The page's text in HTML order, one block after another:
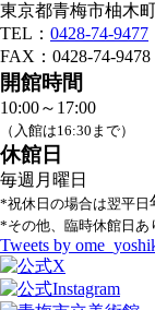
東京都青梅市柚木
TEL： 0428-74-9477
FAX：0428-74-9478
開館時間
10:00～17:00
（入館は16:30まで）
休館日
毎週月曜日
*祝休日の場合は翌平日
*その他、臨時休館日あ
Tweets by